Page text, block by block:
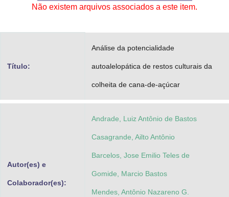
Gabinete de Segurança Institucional
Planalto
Não existem arquivos associados a este item.
Título:
Análise da potencialidade
autoalelopática de restos culturais da
colheita de cana-de-açúcar
Autor(es) e
Colaborador(es):
Andrade, Luiz Antônio de Bastos
Casagrande, Ailto Antônio
Barcelos, Jose Emilio Teles de
Gomide, Marcio Bastos
Mendes, Antônio Nazareno G.